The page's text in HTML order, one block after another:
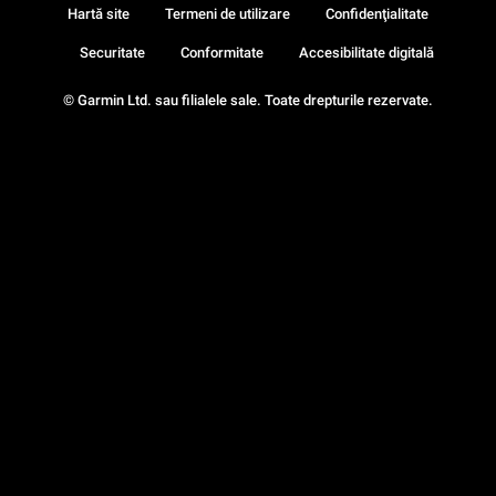
© Garmin Ltd. sau filialele sale. Toate drepturile rezervate.
Hartă site Termeni de utilizare Confidenţialitate
Securitate Conformitate Accesibilitate digitală